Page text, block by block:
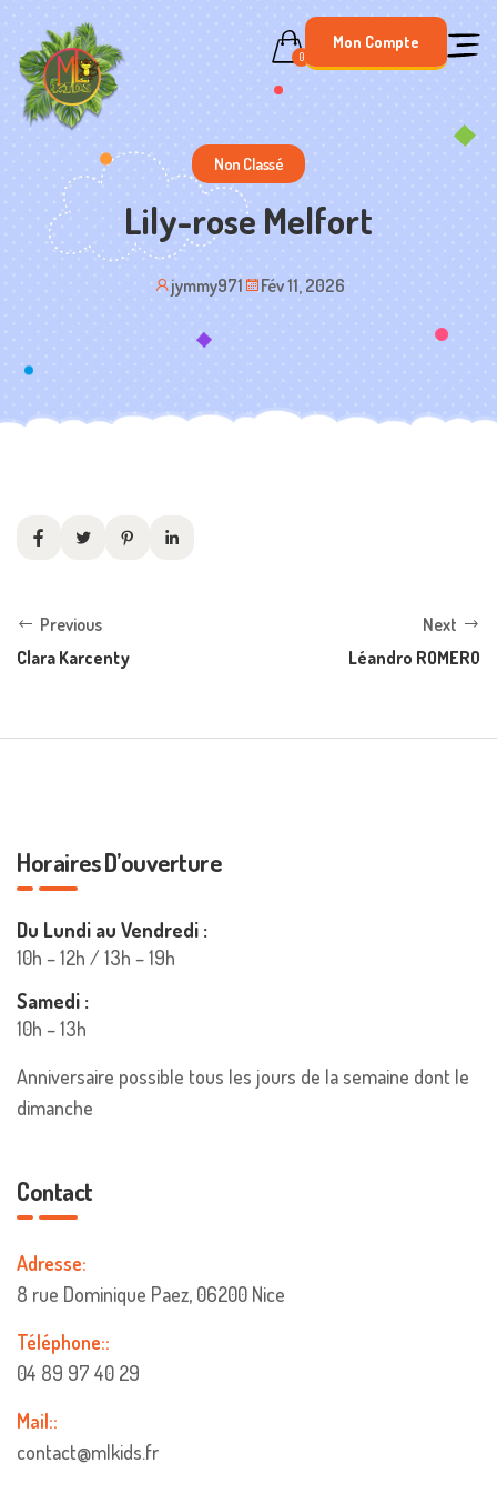
content
0
Mon Compte
Non Classé
Lily-rose Melfort
jymmy971 Fév 11, 2026
Previous
Clara Karcenty
Next
Léandro ROMERO
Horaires D’ouverture
Du Lundi au Vendredi :
10h – 12h / 13h – 19h
Samedi :
10h – 13h
Anniversaire possible tous les jours de la semaine dont le
dimanche
Contact
Adresse:
8 rue Dominique Paez, 06200 Nice
Téléphone::
04 89 97 40 29
Mail::
contact@mlkids.fr